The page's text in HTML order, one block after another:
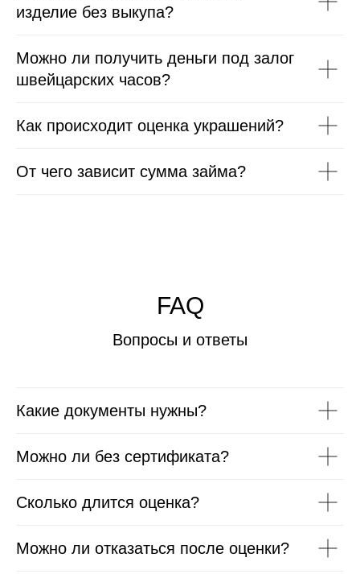
изделие без выкупа?
Можно ли получить деньги под залог
швейцарских часов?
Как происходит оценка украшений?
От чего зависит сумма займа?
FAQ
Вопросы и ответы
Какие документы нужны?
Можно ли без сертификата?
Сколько длится оценка?
Можно ли отказаться после оценки?